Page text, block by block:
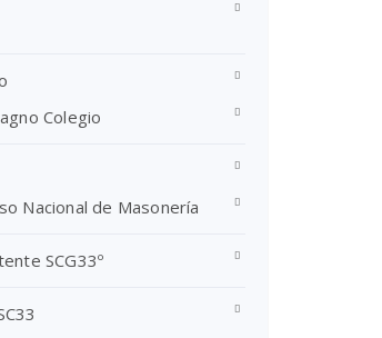
Colegio
Nacional de Masonería
SCG33º